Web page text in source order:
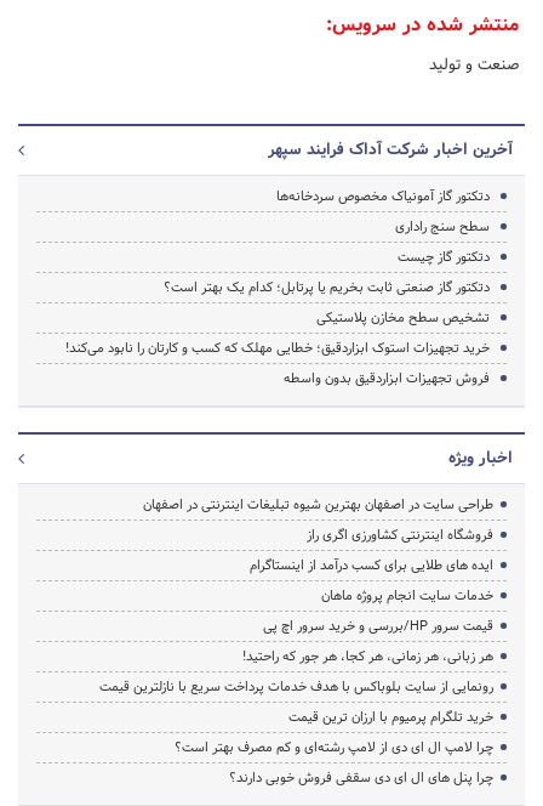
منتشر شده در سرویس:
صنعت و تولید
آخرین اخبار شرکت آداک فرایند سپهر
دتکتور گاز آمونیاک مخصوص سردخانه‌ها
سطح سنج راداری
دتکتور گاز چیست
دتکتور گاز صنعتی ثابت بخریم یا پرتابل؛ کدام یک بهتر است؟
تشخیص سطح مخازن پلاستیکی
خرید تجهیزات استوک ابزاردقیق؛ خطایی مهلک که کسب و کارتان را نابود می‌کند!
فروش تجهیزات ابزاردقیق بدون واسطه
اخبار ویژه
طراحی سایت در اصفهان بهترین شیوه تبلیغات اینترنتی در اصفهان
فروشگاه اینترنتی کشاورزی اگری راز
ایده های طلایی برای کسب درآمد از اینستاگرام
خدمات سایت انجام پروژه ماهان
قیمت سرور HP/بررسی و خرید سرور اچ پی
هر زبانی، هر زمانی، هر کجا، هر جور که راحتید!
رونمایی از سایت بلوباکس با هدف خدمات پرداخت سریع با نازلترین قیمت
خرید تلگرام پرمیوم با ارزان ترین قیمت
چرا لامپ ال ای دی از لامپ رشته‌ای و کم مصرف بهتر است؟
چرا پنل های ال ای دی سقفی فروش خوبی دارند؟